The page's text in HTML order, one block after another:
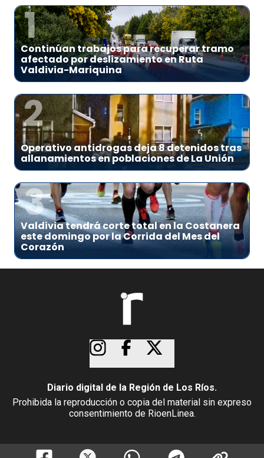
1
Continúan trabajos para recuperar tramo
afectado por deslizamiento en Ruta
Valdivia-Mariquina
2
Operativo antidrogas deja 8 detenidos tras
allanamientos en poblaciones de La Unión
3
Valdivia tendrá corte total en la Costanera
este domingo por la Corrida del Mes del
Corazón
Diario digital de la Región de Los Ríos.
Prohibida la reproducción o copia del material sin expreso
consentimiento de RioenLinea.